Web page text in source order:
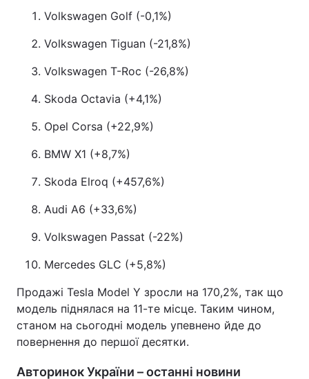
Volkswagen Golf (-0,1%)
Volkswagen Tiguan (-21,8%)
Volkswagen T-Roc (-26,8%)
Skoda Octavia (+4,1%)
Opel Corsa (+22,9%)
BMW X1 (+8,7%)
Skoda Elroq (+457,6%)
Audi A6 (+33,6%)
Volkswagen Passat (-22%)
Mercedes GLC (+5,8%)
Продажі Tesla Model Y зросли на 170,2%, так що
модель піднялася на 11-те місце. Таким чином,
станом на сьогодні модель упевнено йде до
повернення до першої десятки.
Авторинок України – останні новини